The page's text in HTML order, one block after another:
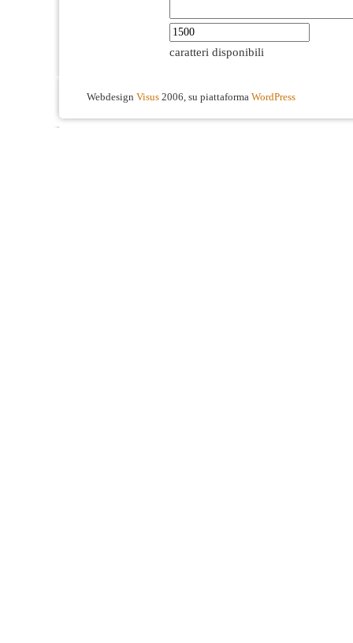
caratteri disponibili
Webdesign Visus 2006, su piattaforma WordPress